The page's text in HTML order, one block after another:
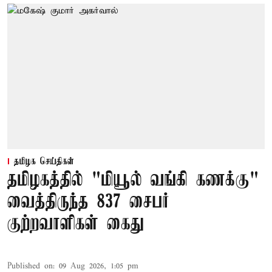
தமிழக செய்திகள்
தமிழகத்தில் "மியூல் வங்கி கணக்கு"
வைத்திருந்த 837 சைபர்
குற்றவாளிகள் கைது
Published on: 09 Aug 2026, 1:05 pm